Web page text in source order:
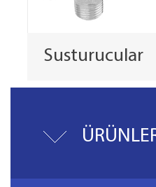
Susturucular